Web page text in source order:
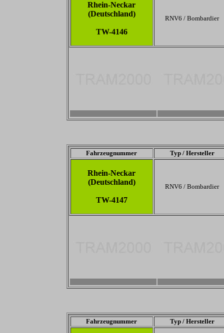
Rhein-Neckar
(Deutschland)
TW-4146
RNV6 / Bombardier
Fahrzeugnummer Typ / Hersteller
Rhein-Neckar
(Deutschland)
TW-4147
RNV6 / Bombardier
Fahrzeugnummer Typ / Hersteller